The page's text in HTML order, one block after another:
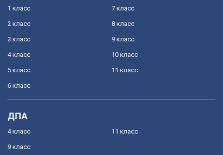
1 класс
2 класс
3 класс
4 класс
5 класс
6 класс
7 класс
8 класс
9 класс
10 класс
11 класс
ДПА
4 класс
9 класс
11 класс